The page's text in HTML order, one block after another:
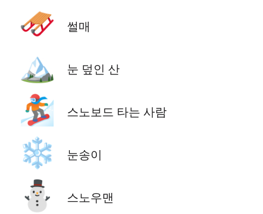
🛷 썰매
🏔️ 눈 덮인 산
🏂 스노보드 타는 사람
❄️ 눈송이
⛄ 스노우맨